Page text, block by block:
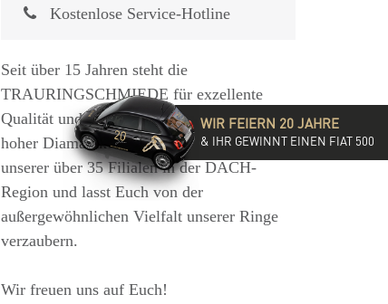
Kostenlose Service-Hotline
Seit über 15 Jahren steht die
TRAURINGSCHMIEDE für exzellente
Qualität und hochwertige Beratung mit
hoher Diamantkompetenz. Besucht eine
unserer über 35 Filialen in der DACH-
Region und lasst Euch von der
außergewöhnlichen Vielfalt unserer Ringe
verzaubern.
Wir freuen uns auf Euch!
WIR FEIERN 20 JAHRE
& IHR GEWINNT EINEN FIAT 500